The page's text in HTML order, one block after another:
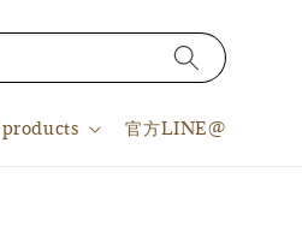
products 官方LINE@